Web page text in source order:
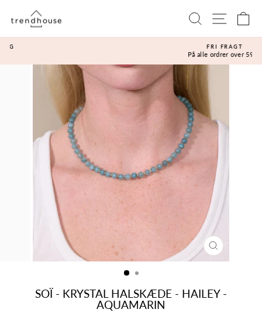
indhold
Søg
diasshow
på
LUK
(ESC)
SOÏ - KRYSTAL HALSKÆDE - HAILEY -
AQUAMARIN